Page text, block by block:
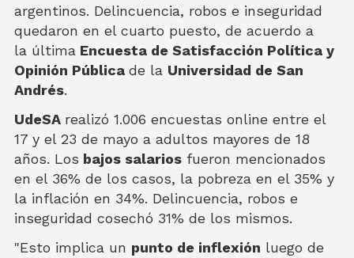
argentinos. Delincuencia, robos e inseguridad
quedaron en el cuarto puesto, de acuerdo a
la última Encuesta de Satisfacción Política y
Opinión Pública de la Universidad de San
Andrés.
UdeSA realizó 1.006 encuestas online entre el
17 y el 23 de mayo a adultos mayores de 18
años. Los bajos salarios fueron mencionados
en el 36% de los casos, la pobreza en el 35% y
la inflación en 34%. Delincuencia, robos e
inseguridad cosechó 31% de los mismos.
"Esto implica un punto de inflexión luego de